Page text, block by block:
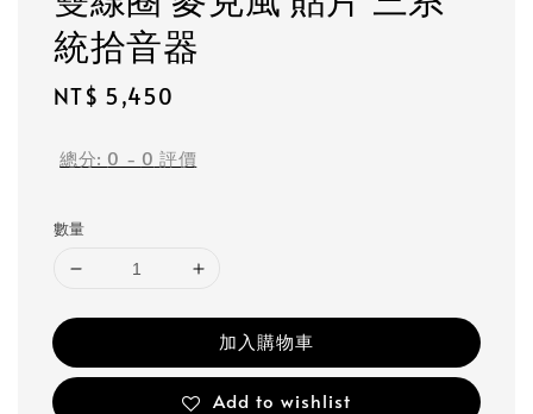
統拾音器
Regular
NT$ 5,450
總分: 0 - 0 評價
數量
加入購物車
Add to wishlist